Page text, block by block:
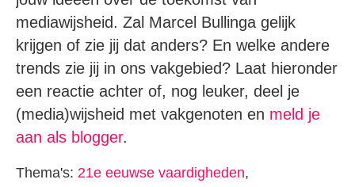
mediawijsheid. Zal Marcel Bullinga gelijk
krijgen of zie jij dat anders? En welke andere
trends zie jij in ons vakgebied? Laat hieronder
een reactie achter of, nog leuker, deel je
(media)wijsheid met vakgenoten en meld je
aan als blogger.
Thema's: 21e eeuwse vaardigheden,